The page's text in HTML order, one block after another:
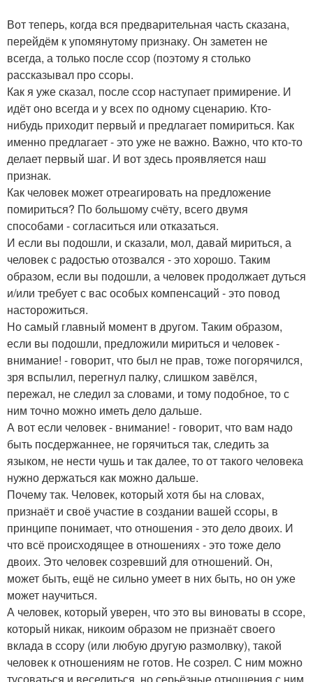
Вот теперь, когда вся предварительная часть сказана,
перейдём к упомянутому признаку. Он заметен не
всегда, а только после ссор (поэтому я столько
рассказывал про ссоры.
Как я уже сказал, после ссор наступает примирение. И
идёт оно всегда и у всех по одному сценарию. Кто-
нибудь приходит первый и предлагает помириться. Как
именно предлагает - это уже не важно. Важно, что кто-то
делает первый шаг. И вот здесь проявляется наш
признак.
Как человек может отреагировать на предложение
помириться? По большому счёту, всего двумя
способами - согласиться или отказаться.
И если вы подошли, и сказали, мол, давай мириться, а
человек с радостью отозвался - это хорошо. Таким
образом, если вы подошли, а человек продолжает дуться
и/или требует с вас особых компенсаций - это повод
насторожиться.
Но самый главный момент в другом. Таким образом,
если вы подошли, предложили мириться и человек -
внимание! - говорит, что был не прав, тоже погорячился,
зря вспылил, перегнул палку, слишком завёлся,
пережал, не следил за словами, и тому подобное, то с
ним точно можно иметь дело дальше.
А вот если человек - внимание! - говорит, что вам надо
быть посдержаннее, не горячиться так, следить за
языком, не нести чушь и так далее, то от такого человека
нужно держаться как можно дальше.
Почему так. Человек, который хотя бы на словах,
признаёт и своё участие в создании вашей ссоры, в
принципе понимает, что отношения - это дело двоих. И
что всё происходящее в отношениях - это тоже дело
двоих. Это человек созревший для отношений. Он,
может быть, ещё не сильно умеет в них быть, но он уже
может научиться.
А человек, который уверен, что это вы виноваты в ссоре,
который никак, никоим образом не признаёт своего
вклада в ссору (или любую другую размолвку), такой
человек к отношениям не готов. Не созрел. С ним можно